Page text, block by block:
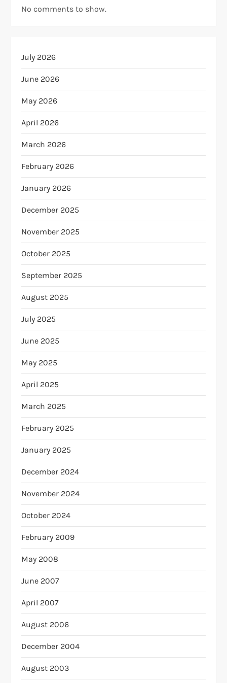
No comments to show.
July 2026
June 2026
May 2026
April 2026
March 2026
February 2026
January 2026
December 2025
November 2025
October 2025
September 2025
August 2025
July 2025
June 2025
May 2025
April 2025
March 2025
February 2025
January 2025
December 2024
November 2024
October 2024
February 2009
May 2008
June 2007
April 2007
August 2006
December 2004
August 2003